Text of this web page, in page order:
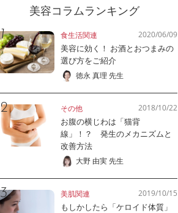
美容コラムランキング
食生活関連 2020/06/09
美容に効く！ お酒とおつまみの
選び方をご紹介
徳永 真理 先生
その他 2018/10/22
お腹の横じわは「猫背
線」！？ 発生のメカニズムと
改善方法
大野 由実 先生
美肌関連 2019/10/15
もしかしたら「ケロイド体質」